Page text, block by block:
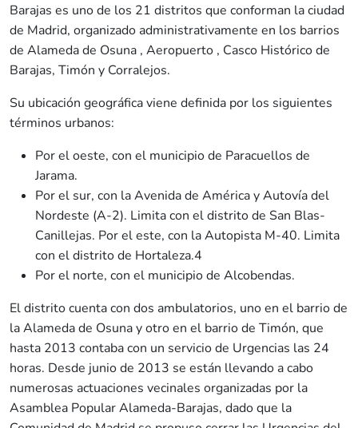
Barajas es uno de los 21 distritos que conforman la ciudad
de Madrid, organizado administrativamente en los barrios
de Alameda de Osuna , Aeropuerto , Casco Histórico de
Barajas, Timón y Corralejos.
Su ubicación geográfica viene definida por los siguientes
términos urbanos:
Por el oeste, con el municipio de Paracuellos de
Jarama.
Por el sur, con la Avenida de América y Autovía del
Nordeste (A-2). Limita con el distrito de San Blas-
Canillejas. Por el este, con la Autopista M-40. Limita
con el distrito de Hortaleza.4​
Por el norte, con el municipio de Alcobendas.
El distrito cuenta con dos ambulatorios, uno en el barrio de
la Alameda de Osuna y otro en el barrio de Timón, que
hasta 2013 contaba con un servicio de Urgencias las 24
horas. Desde junio de 2013 se están llevando a cabo
numerosas actuaciones vecinales organizadas por la
Asamblea Popular Alameda-Barajas, dado que la